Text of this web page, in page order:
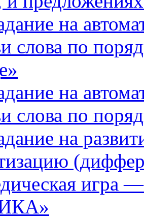
на
слова по
на
слова по
на
игра